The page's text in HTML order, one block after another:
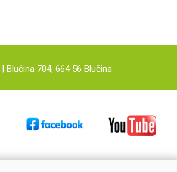
| Blučina 704, 664 56 Blučina